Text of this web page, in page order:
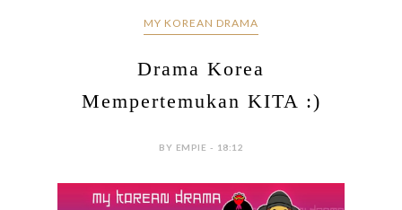
MY KOREAN DRAMA
Drama Korea
Mempertemukan KITA :)
BY EMPIE - 18:12